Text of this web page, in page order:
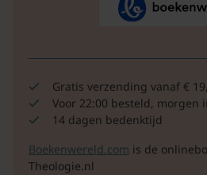
Gratis verzending vanaf €
Voor 22:00 besteld, morgen
14 dagen bedenktijd
Boekenwereld.com is de
Theologie.nl